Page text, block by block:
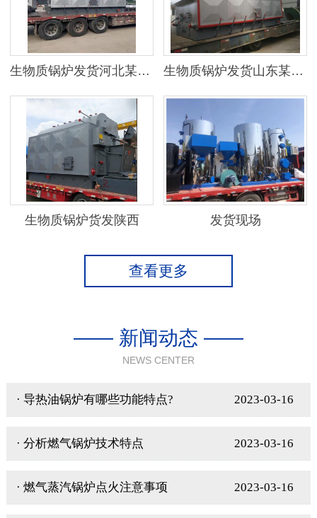
生物质锅炉发货河北某地区 生物质锅炉发货山东某公司
生物质锅炉货发陕西 发货现场
查看更多
—— 新闻动态 ——
NEWS CENTER
· 导热油锅炉有哪些功能特点? 2023-03-16
· 分析燃气锅炉技术特点 2023-03-16
· 燃气蒸汽锅炉点火注意事项 2023-03-16